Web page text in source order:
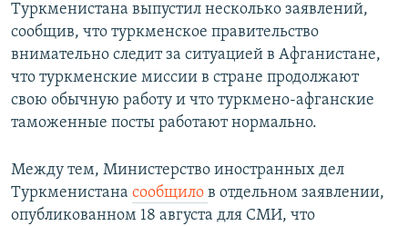
Туркменистана выпустил несколько заявлений,
сообщив, что туркменское правительство
внимательно следит за ситуацией в Афганистане,
что туркменские миссии в стране продолжают
свою обычную работу и что туркмено-афганские
таможенные посты работают нормально.
Между тем, Министерство иностранных дел
Туркменистана сообщило в отдельном заявлении,
опубликованном 18 августа для СМИ, что